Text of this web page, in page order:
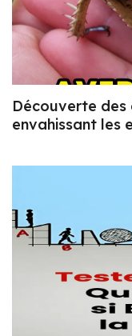
Découverte des
envahissant les